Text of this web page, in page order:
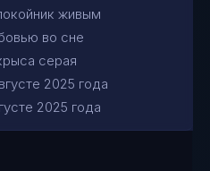
живым
во сне
серая
2025 года
2025 года